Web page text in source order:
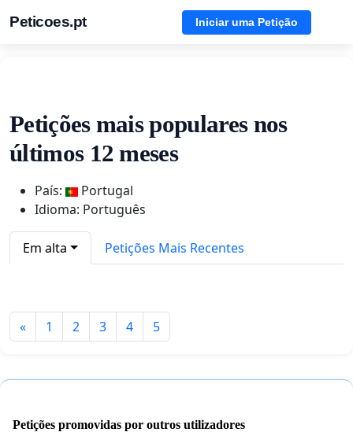
Peticoes.pt Iniciar uma Petição
Petições mais populares nos
últimos 12 meses
País:
Portugal
Idioma: Português
Em alta Petições Mais Recentes
« 1 2 3 4 5
Petições promovidas por outros utilizadores